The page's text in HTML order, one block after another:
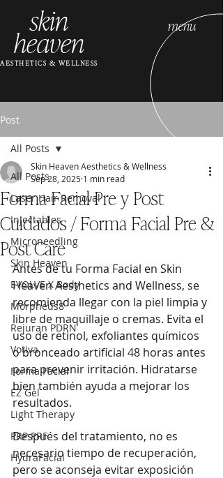
skin
heaven menu
AESTHETICS & WELLNESS
Post
All Posts
Laser Hair Removal
Injectables
Microneedling
Skin Heaven
EVOLVE X Body
Morpheus8
Rejuran PDRN
Votiva
Forma Facial
EZ Gel
Light Therapy
PRP PRF
HydraFacial
All Posts
Forma Facial Pre y Post
Cuidados / Forma Facial Pre &
Post Care
Skin Heaven Aesthetics & Wellness
Sep 28, 2025 1 min read
Antes de tu Forma Facial en Skin
Heaven Aesthetics and Wellness, se
recomienda llegar con la piel limpia y
libre de maquillaje o cremas. Evita el
uso de retinol, exfoliantes químicos
o bronceado artificial 48 horas antes
para prevenir irritación. Hidratarse
bien también ayuda a mejorar los
resultados.
Después del tratamiento, no es
necesario tiempo de recuperación,
pero se aconseja evitar exposición